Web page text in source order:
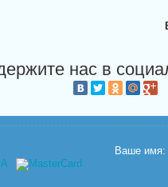
нас в
Ваше имя: